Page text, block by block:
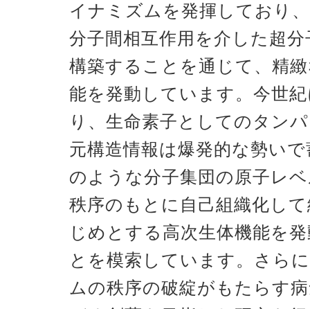
イナミズムを発揮しており
分子間相互作用を介した超
構築することを通じて、精
能を発動しています。今世
り、生命素子としてのタン
元構造情報は爆発的な勢い
のような分子集団の原子レ
秩序のもとに自己組織化し
じめとする高次生体機能を
とを模索しています。さら
ムの秩序の破綻がもたらす